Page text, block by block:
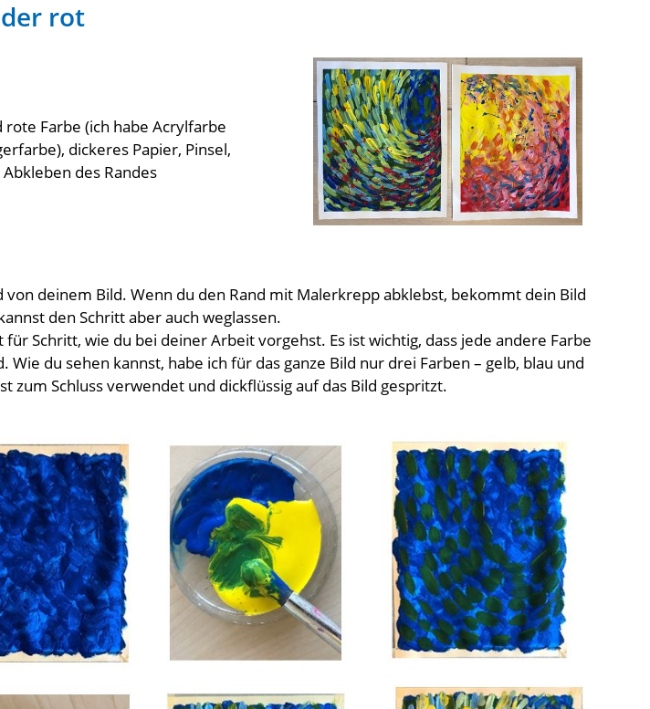
rot
Farbe (ich habe Acrylfarbe
dickeres Papier, Pinsel,
des Randes
deinem Bild. Wenn du den Rand mit Malerkrepp abklebst, bekommt dein Bild
den Schritt aber auch weglassen.
Schritt, wie du bei deiner Arbeit vorgehst. Es ist wichtig, dass jede andere Farbe
du sehen kannst, habe ich für das ganze Bild nur drei Farben – gelb, blau und
zum Schluss verwendet und dickflüssig auf das Bild gespritzt.